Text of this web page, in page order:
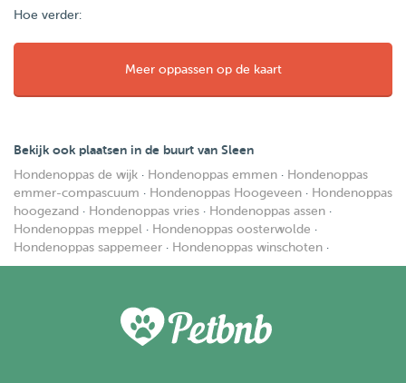
Hoe verder:
Meer oppassen op de kaart
Bekijk ook plaatsen in de buurt van Sleen
Hondenoppas de wijk · Hondenoppas emmen · Hondenoppas
emmer-compascuum · Hondenoppas Hoogeveen · Hondenoppas
hoogezand · Hondenoppas vries · Hondenoppas assen ·
Hondenoppas meppel · Hondenoppas oosterwolde ·
Hondenoppas sappemeer · Hondenoppas winschoten ·